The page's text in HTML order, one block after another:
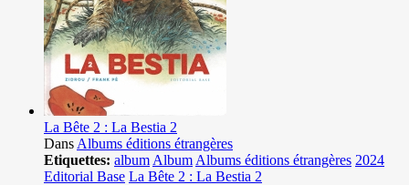
La Bête 2 : La Bestia 2
Dans Albums éditions étrangères
Etiquettes: album Album Albums éditions étrangères 2024
Editorial Base La Bête 2 : La Bestia 2